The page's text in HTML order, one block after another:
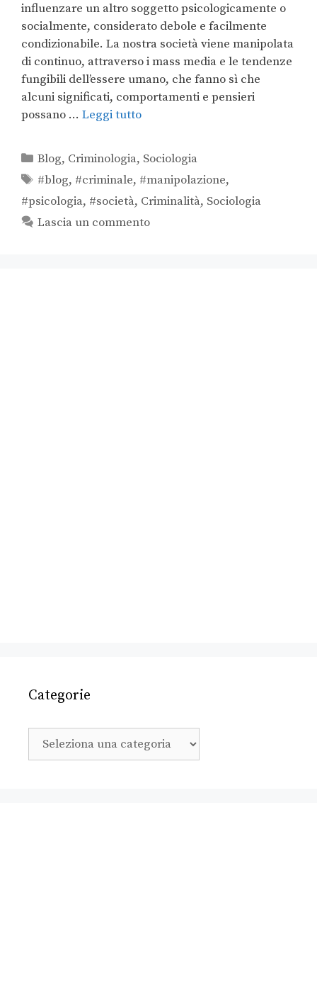
influenzare un altro soggetto psicologicamente o
socialmente, considerato debole e facilmente
condizionabile. La nostra società viene manipolata
di continuo, attraverso i mass media e le tendenze
fungibili dell’essere umano, che fanno sì che
alcuni significati, comportamenti e pensieri
possano … Leggi tutto
Blog, Criminologia, Sociologia
#blog, #criminale, #manipolazione,
#psicologia, #società, Criminalità, Sociologia
Lascia un commento
Categorie